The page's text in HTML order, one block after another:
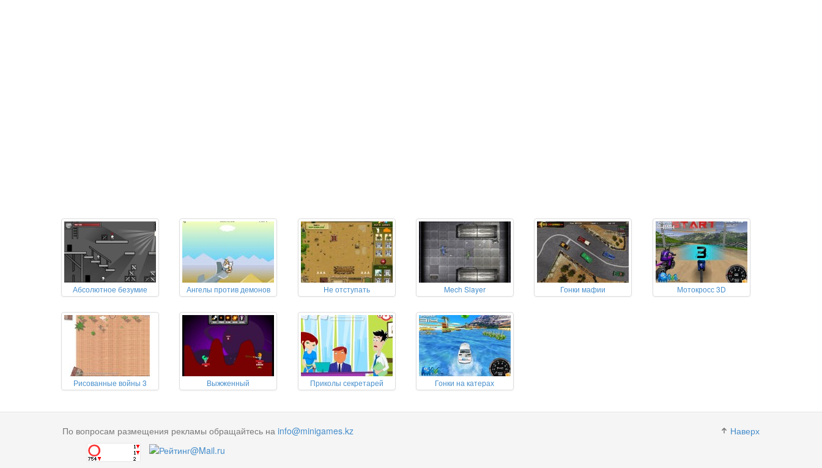
Абсолютное безумие Ангелы против демонов Не отступать Mech Slayer Гонки мафии Мотокросс 3D
Рисованные войны 3 Выжженный Приколы секретарей Гонки на катерах
Наверх
По вопросам размещения рекламы обращайтесь на info@minigames.kz